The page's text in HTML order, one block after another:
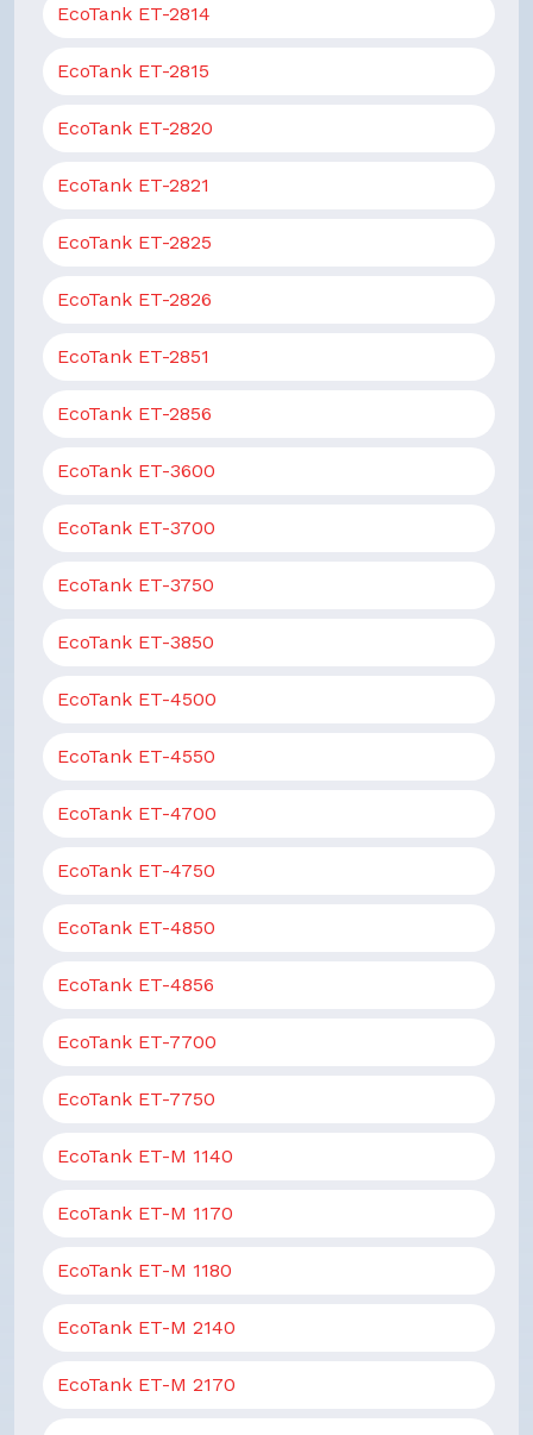
EcoTank ET-2814
EcoTank ET-2815
EcoTank ET-2820
EcoTank ET-2821
EcoTank ET-2825
EcoTank ET-2826
EcoTank ET-2851
EcoTank ET-2856
EcoTank ET-3600
EcoTank ET-3700
EcoTank ET-3750
EcoTank ET-3850
EcoTank ET-4500
EcoTank ET-4550
EcoTank ET-4700
EcoTank ET-4750
EcoTank ET-4850
EcoTank ET-4856
EcoTank ET-7700
EcoTank ET-7750
EcoTank ET-M 1140
EcoTank ET-M 1170
EcoTank ET-M 1180
EcoTank ET-M 2140
EcoTank ET-M 2170